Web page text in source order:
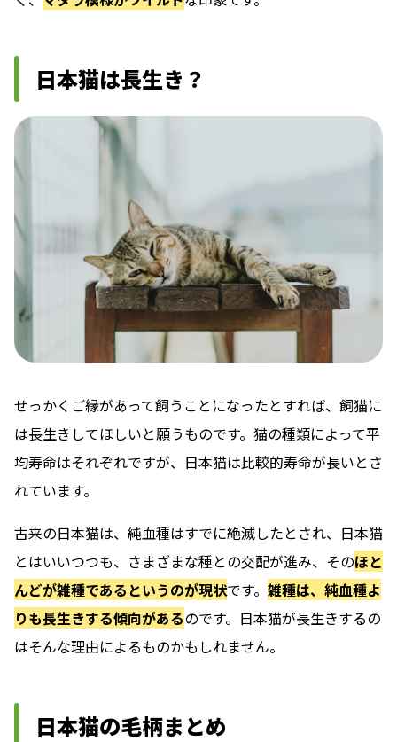
日本猫は長生き？
せっかくご縁があって飼うことになったとすれば、飼猫に
は長生きしてほしいと願うものです。猫の種類によって平
均寿命はそれぞれですが、日本猫は比較的寿命が長いとさ
れています。
古来の日本猫は、純血種はすでに絶滅したとされ、日本猫
とはいいつつも、さまざまな種との交配が進み、そのほと
んどが雑種であるというのが現状です。 雑種は、純血種よ
りも長生きする傾向があるのです。日本猫が長生きするの
はそんな理由によるものかもしれません。
日本猫の毛柄まとめ